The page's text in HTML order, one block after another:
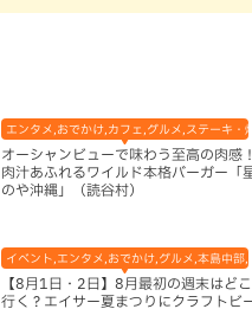
エンタメ,おでかけ,カフェ,グルメ,ステーキ
オーシャンビューで味わう至高の肉感！
肉汁あふれるワイルド本格バーガー「
のや沖縄」（読谷村）
イベント,エンタメ,おでかけ,グルメ,本島中部,
【8月1日・2日】8月最初の週末はどこ
行く？エイサー夏まつりにクラフトビ